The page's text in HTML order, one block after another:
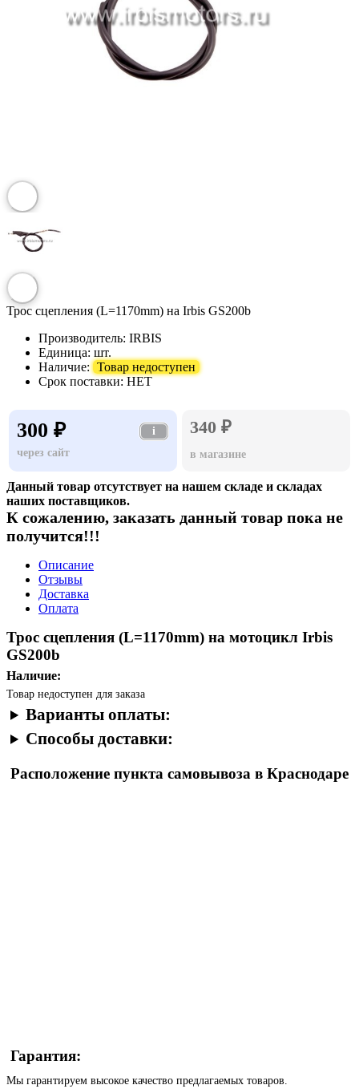
Трос сцепления (L=1170mm) на Irbis GS200b
Производитель: IRBIS
Единица: шт.
Наличие: Товар недоступен
Срок поставки: НЕТ
300 ₽
i
через сайт
340 ₽
в магазине
Данный товар отсутствует на нашем складе и складах
наших поставщиков.
К сожалению, заказать данный товар пока не
получится!!!
Описание
Отзывы
Доставка
Оплата
Трос сцепления (L=1170mm) на мотоцикл Irbis
GS200b
Наличие:
Товар недоступен для заказа
Варианты оплаты:
Способы доставки:
Расположение пункта самовывоза в Краснодаре
Гарантия:
Мы гарантируем высокое качество предлагаемых товаров.